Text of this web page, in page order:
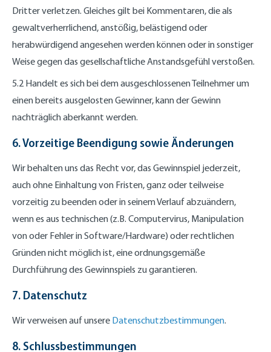
Dritter verletzen. Gleiches gilt bei Kommentaren, die als
gewaltverherrlichend, anstößig, belästigend oder
herabwürdigend angesehen werden können oder in sonstiger
Weise gegen das gesellschaftliche Anstandsgefühl verstoßen.
5.2 Handelt es sich bei dem ausgeschlossenen Teilnehmer um
einen bereits ausgelosten Gewinner, kann der Gewinn
nachträglich aberkannt werden.
6. Vorzeitige Beendigung sowie Änderungen
Wir behalten uns das Recht vor, das Gewinnspiel jederzeit,
auch ohne Einhaltung von Fristen, ganz oder teilweise
vorzeitig zu beenden oder in seinem Verlauf abzuändern,
wenn es aus technischen (z.B. Computervirus, Manipulation
von oder Fehler in Software/Hardware) oder rechtlichen
Gründen nicht möglich ist, eine ordnungsgemäße
Durchführung des Gewinnspiels zu garantieren.
7. Datenschutz
Wir verweisen auf unsere Datenschutzbestimmungen.
8. Schlussbestimmungen